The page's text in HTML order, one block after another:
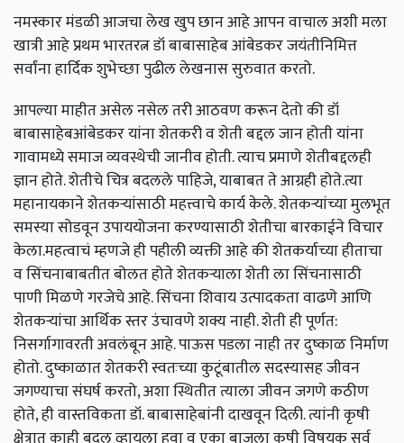
नमस्कार मंडळी आजचा लेख खुप छान आहे आपन वाचाल अशी मला
खात्री आहे प्रथम भारतरत्न डॉ बाबासाहेब आंबेडकर जयंतीनिमित्त
सर्वांना हार्दिक शुभेच्छा पुढील लेखनास सुरुवात करतो.
आपल्या माहीत असेल नसेल तरी आठवण करून देतो की डॉ
बाबासाहेबआंबेडकर यांना शेतकरी व शेती बद्दल जान होती यांना
गावामध्ये समाज व्यवस्थेची जानीव होती. त्याच प्रमाणे शेतीबद्दलही
ज्ञान होते. शेतीचे चित्र बदलले पाहिजे, याबाबत ते आग्रही होते.त्या
महानायकाने शेतकऱ्यांसाठी महत्त्वाचे कार्य केले. शेतकऱ्यांच्या मुलभूत
समस्या सोडवून उपाययोजना करण्यासाठी शेतीचा बारकाईने विचार
केला.महत्वाचं म्हणजे ही पहीली व्यक्ती आहे की शेतकर्याच्या हीताचा
व सिंचनाबाबतीत बोलत होते शेतकऱ्याला शेती ला सिंचनासाठी
पाणी मिळणे गरजेचे आहे. सिंचना शिवाय उत्पादकता वाढणे आणि
शेतकऱ्यांचा आर्थिक स्तर उंचावणे शक्य नाही. शेती ही पूर्णत:
निसर्गागावरती अवलंबून आहे. पाऊस पडला नाही तर दुष्काळ निर्माण
होतो. दुष्काळात शेतकरी स्वतःच्या कुटूंबातील सदस्यासह जीवन
जगण्याचा संघर्ष करतो, अशा स्थितीत त्याला जीवन जगणे कठीण
होते, ही वास्तविकता डॉ. बाबासाहेबांनी दाखवून दिली. त्यांनी कृषी